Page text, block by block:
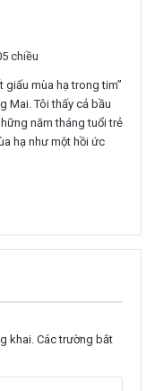
chiều
giấu mùa hạ trong tim”
Mai. Tôi thấy cả bầu
năm tháng tuổi trẻ
hạ như một hồi ức
khai. Các trường bắt